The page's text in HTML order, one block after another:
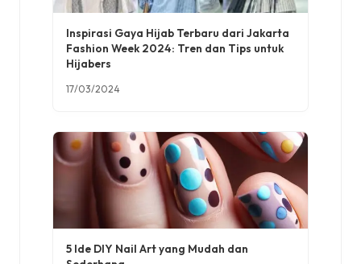
Inspirasi Gaya Hijab Terbaru dari Jakarta
Fashion Week 2024: Tren dan Tips untuk
Hijabers
17/03/2024
5 Ide DIY Nail Art yang Mudah dan